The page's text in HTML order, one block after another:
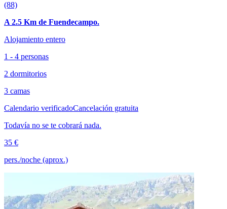
(88)
A 2.5 Km de Fuendecampo.
Alojamiento entero
1 - 4 personas
2 dormitorios
3 camas
Calendario verificadoCancelación gratuita
Todavía no se te cobrará nada.
35 €
pers./noche (aprox.)